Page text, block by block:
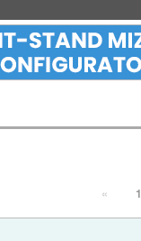
« 1